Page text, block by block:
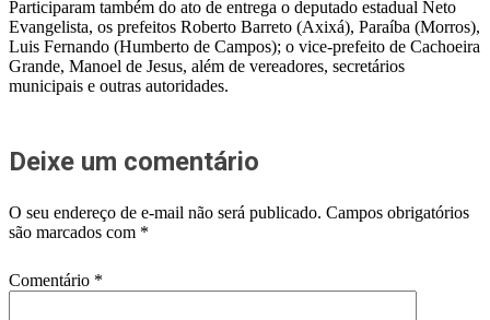
Participaram também do ato de entrega o deputado estadual Neto
Evangelista, os prefeitos Roberto Barreto (Axixá), Paraíba (Morros),
Luis Fernando (Humberto de Campos); o vice-prefeito de Cachoeira
Grande, Manoel de Jesus, além de vereadores, secretários
municipais e outras autoridades.
Deixe um comentário
O seu endereço de e-mail não será publicado. Campos obrigatórios
são marcados com *
Comentário *